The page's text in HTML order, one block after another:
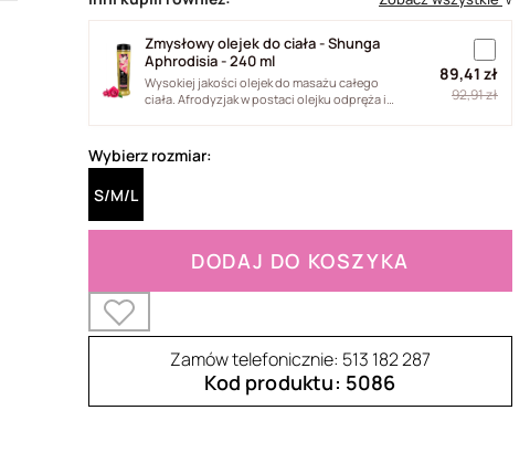
Zmysłowy olejek do ciała - Shunga
Aphrodisia - 240 ml
Wysokiej jakości olejek do masażu całego
ciała. Afrodyzjak w postaci olejku odpręża i
89,41 zł
92,91 zł
Wybierz rozmiar:
S/M/L
DODAJ DO KOSZYKA
Zamów telefonicznie: 513 182 287
Kod produktu: 5086